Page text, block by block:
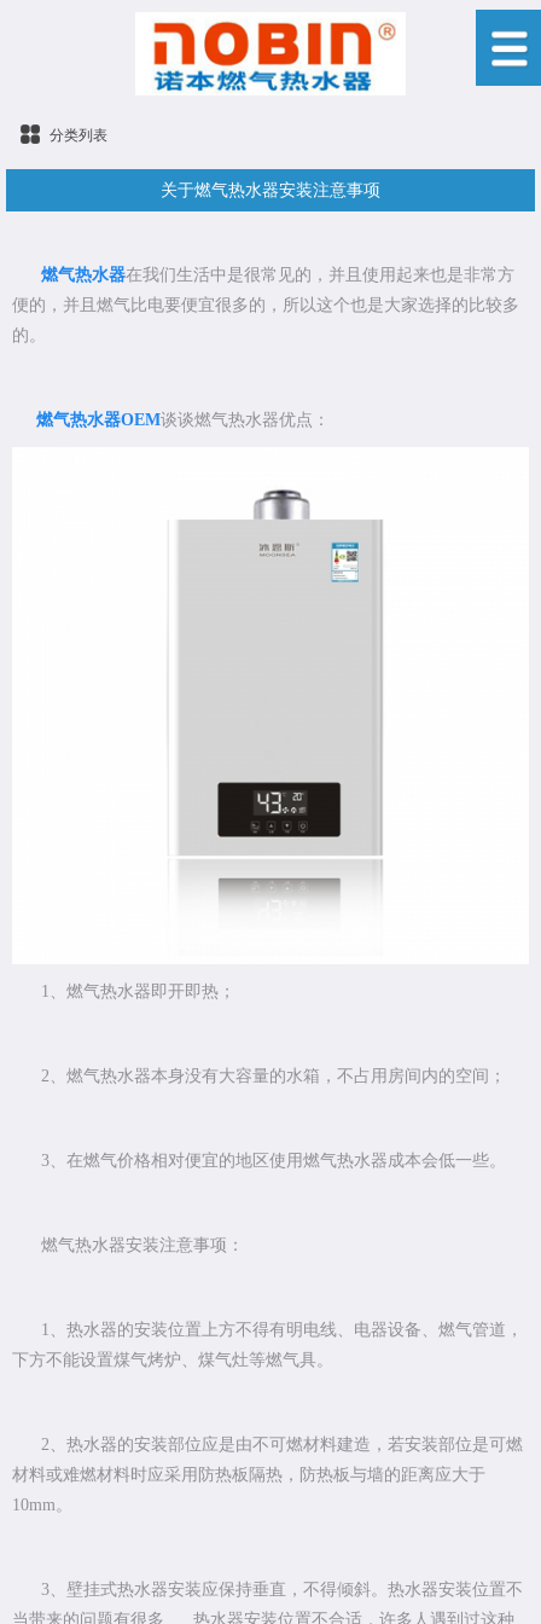
分类列表
关于燃气热水器安装注意事项
燃气热水器在我们生活中是很常见的，并且使用起来也是非常方
便的，并且燃气比电要便宜很多的，所以这个也是大家选择的比较多
的。
燃气热水器OEM谈谈燃气热水器优点：
1、燃气热水器即开即热；
2、燃气热水器本身没有大容量的水箱，不占用房间内的空间；
3、在燃气价格相对便宜的地区使用燃气热水器成本会低一些。
燃气热水器安装注意事项：
1、热水器的安装位置上方不得有明电线、电器设备、燃气管道，
下方不能设置煤气烤炉、煤气灶等燃气具。
2、热水器的安装部位应是由不可燃材料建造，若安装部位是可燃
材料或难燃材料时应采用防热板隔热，防热板与墙的距离应大于
10mm。
3、壁挂式热水器安装应保持垂直，不得倾斜。热水器安装位置不
当带来的问题有很多 热水器安装位置不合适，许多人遇到过这种